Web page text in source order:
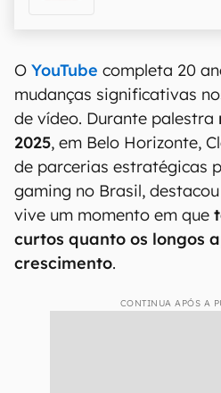
O YouTube completa 20
mudanças significativas
de vídeo. Durante palestra
2025, em Belo Horizonte,
de parcerias estratégicas
gaming no Brasil,
vive um momento em que
curtos quanto os longos
crescimento.
CONTINUA APÓS A